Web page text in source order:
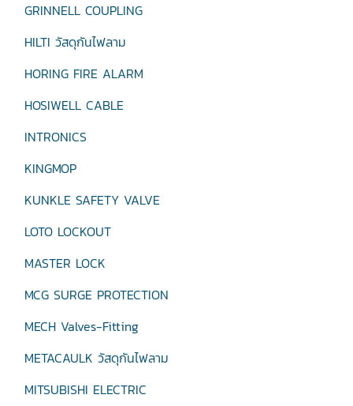
GRINNELL COUPLING
HILTI วัสดุกันไฟลาม
HORING FIRE ALARM
HOSIWELL CABLE
INTRONICS
KINGMOP
KUNKLE SAFETY VALVE
LOTO LOCKOUT
MASTER LOCK
MCG SURGE PROTECTION
MECH Valves-Fitting
METACAULK วัสดุกันไฟลาม
MITSUBISHI ELECTRIC